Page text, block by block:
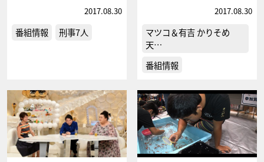
2017.08.30
番組情報 刑事7人
2017.08.30
マツコ＆有吉 かりそめ
天…
番組情報